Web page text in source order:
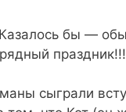
бы —
сыграли